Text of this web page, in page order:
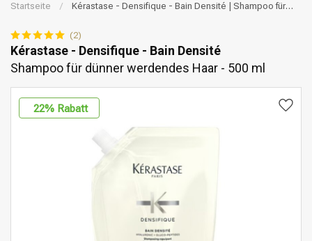
Marken Haarpflege
Startseite /
Kérastase - Densifique - Bain Densité | Shampoo für
(2)
Kérastase - Densifique - Bain Densité
Shampoo für dünner werdendes Haar - 500 ml
22% Rabatt